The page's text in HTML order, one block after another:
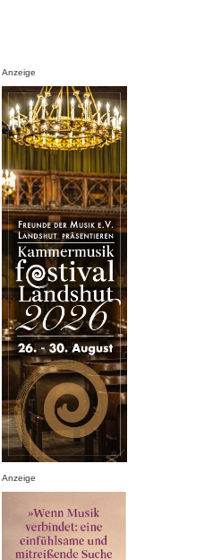
Anzeige
Anzeige